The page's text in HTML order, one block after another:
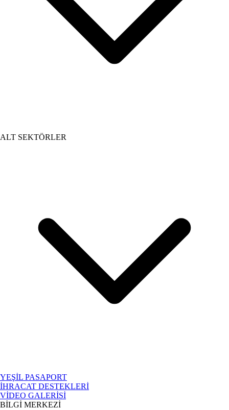
ALT SEKTÖRLER
YEŞİL PASAPORT
İHRACAT DESTEKLERİ
VİDEO GALERİSİ
BİLGİ MERKEZİ